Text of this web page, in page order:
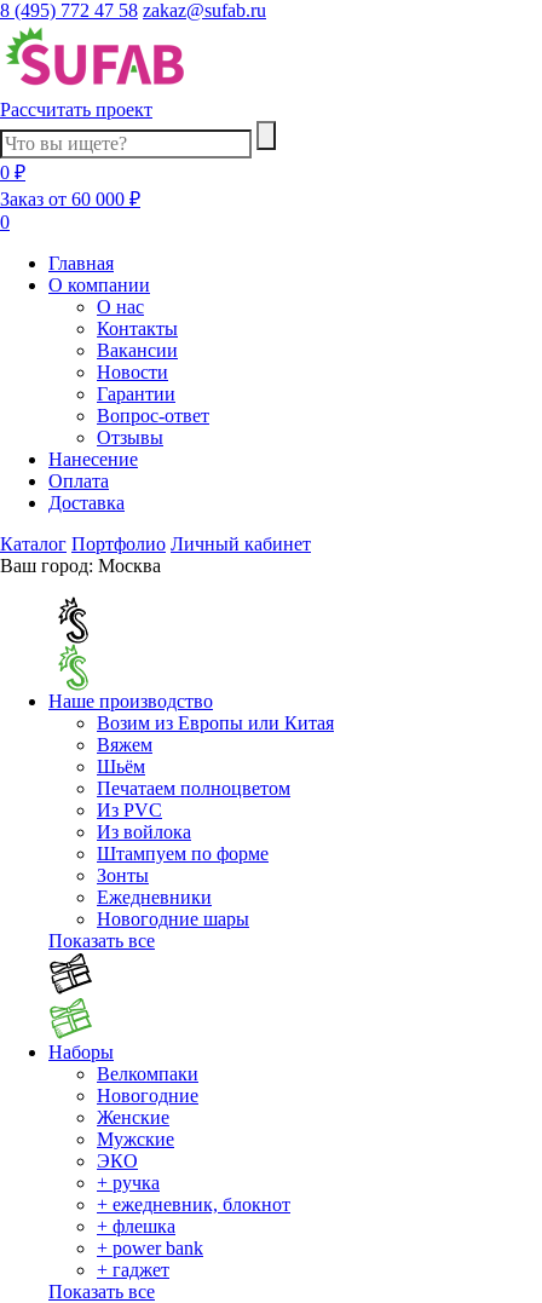
8 (495) 772 47 58 zakaz@sufab.ru
Рассчитать проект
0 ₽
Заказ от 60 000 ₽
0
Главная
О компании
О нас
Контакты
Вакансии
Новости
Гарантии
Вопрос-ответ
Отзывы
Нанесение
Оплата
Доставка
Каталог Портфолио Личный кабинет
Ваш город: Москва
Наше производство
Возим из Европы или Китая
Вяжем
Шьём
Печатаем полноцветом
Из PVC
Из войлока
Штампуем по форме
Зонты
Ежедневники
Новогодние шары
Показать все
Наборы
Велкомпаки
Новогодние
Женские
Мужские
ЭКО
+ ручка
+ ежедневник, блокнот
+ флешка
+ power bank
+ гаджет
Показать все